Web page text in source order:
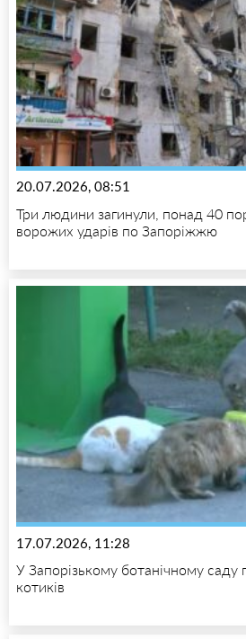
20.07.2026, 08:51
Три людини загинули, понад 40
ворожих ударів по Запоріжжю
17.07.2026, 11:28
У Запорізькому ботанічному саду
котиків